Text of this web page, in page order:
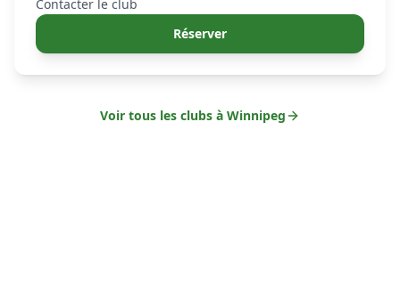
Contacter le club
Réserver
Voir tous les clubs à Winnipeg